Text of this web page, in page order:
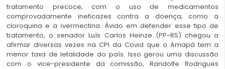
tratamento precoce, com o uso de medicamentos
comprovadamente ineficazes contra a doença, como a
cloroquina e a ivermectina. Ávido em defender esse tipo de
tratamento, o senador Luís Carlos Heinze (PP-RS) chegou a
afirmar diversas vezes na CPI da Covid que o Amapá tem a
menor taxa de letalidade do país. Isso gerou uma discussão
com o vice-presidente da comissão, Randolfe Rodrigues